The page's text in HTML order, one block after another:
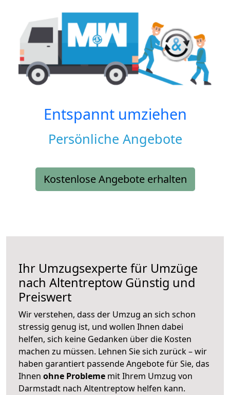
Entspannt umziehen
Persönliche Angebote
Kostenlose Angebote erhalten
Ihr Umzugsexperte für Umzüge
nach Altentreptow Günstig und
Preiswert
Wir verstehen, dass der Umzug an sich schon
stressig genug ist, und wollen Ihnen dabei
helfen, sich keine Gedanken über die Kosten
machen zu müssen. Lehnen Sie sich zurück – wir
haben garantiert passende Angebote für Sie, das
Ihnen ohne Probleme mit Ihrem Umzug von
Darmstadt nach Altentreptow helfen kann.